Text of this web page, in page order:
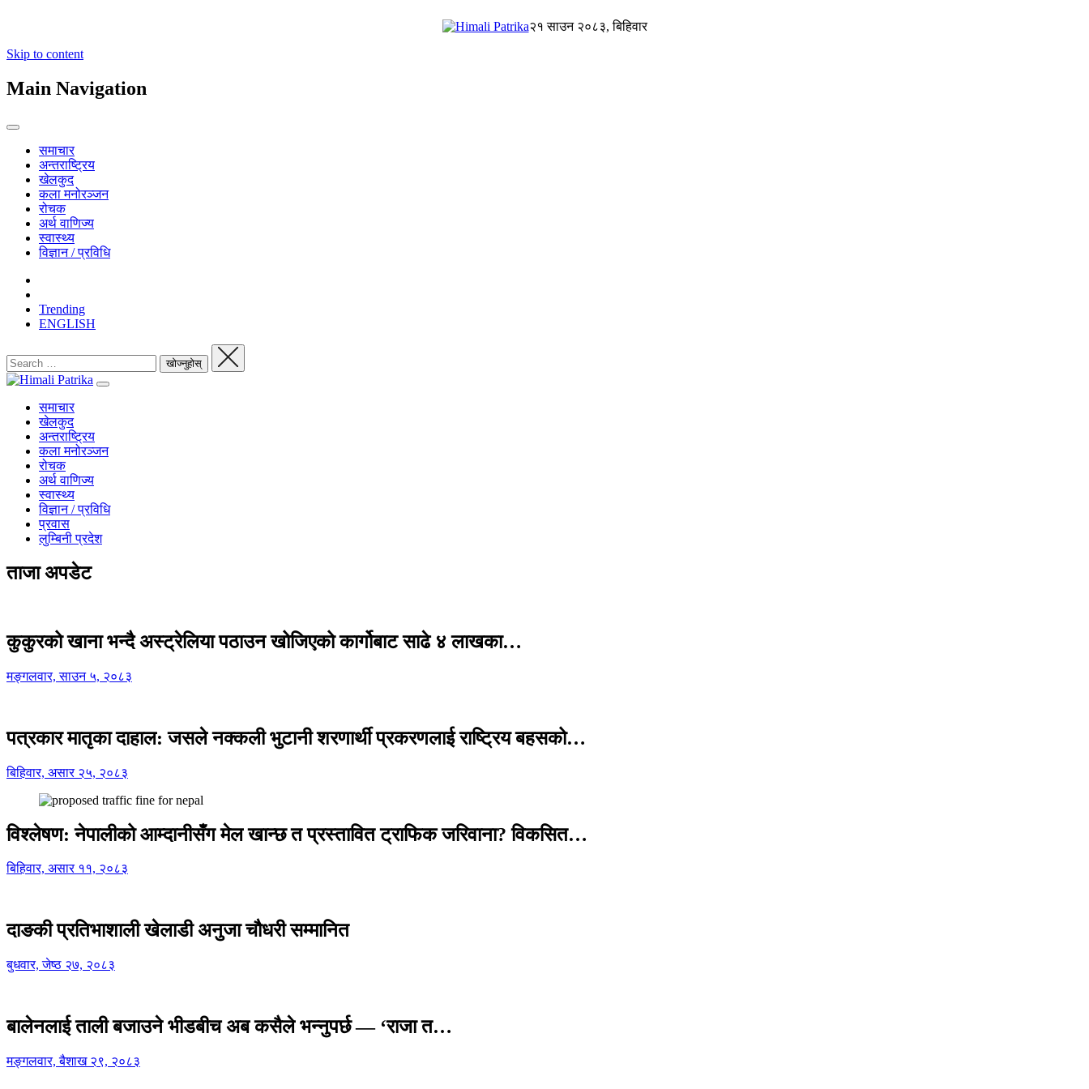
२१ साउन २०८३, बिहिवार
Skip to content
Main Navigation
समाचार
अन्तराष्ट्रिय
खेलकुद
कला मनोरञ्जन
रोचक
अर्थ वाणिज्य
स्वास्थ्य
विज्ञान / प्रविधि
Trending
ENGLISH
समाचार
खेलकुद
अन्तराष्ट्रिय
कला मनोरञ्जन
रोचक
अर्थ वाणिज्य
स्वास्थ्य
विज्ञान / प्रविधि
प्रवास
लुम्बिनी प्रदेश
ताजा अपडेट
कुकुरको खाना भन्दै अस्ट्रेलिया पठाउन खोजिएको कार्गोबाट साढे ४ लाखका…
मङ्गलवार, साउन ५, २०८३
पत्रकार मातृका दाहाल: जसले नक्कली भुटानी शरणार्थी प्रकरणलाई राष्ट्रिय बहसको…
बिहिवार, असार २५, २०८३
विश्लेषण: नेपालीको आम्दानीसँग मेल खान्छ त प्रस्तावित ट्राफिक जरिवाना? विकसित…
बिहिवार, असार ११, २०८३
दाङकी प्रतिभाशाली खेलाडी अनुजा चौधरी सम्मानित
बुधवार, जेष्ठ २७, २०८३
बालेनलाई ताली बजाउने भीडबीच अब कसैले भन्नुपर्छ — ‘राजा त…
मङ्गलवार, बैशाख २९, २०८३